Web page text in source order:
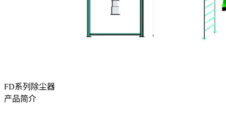
FD系列除尘器
产品简介